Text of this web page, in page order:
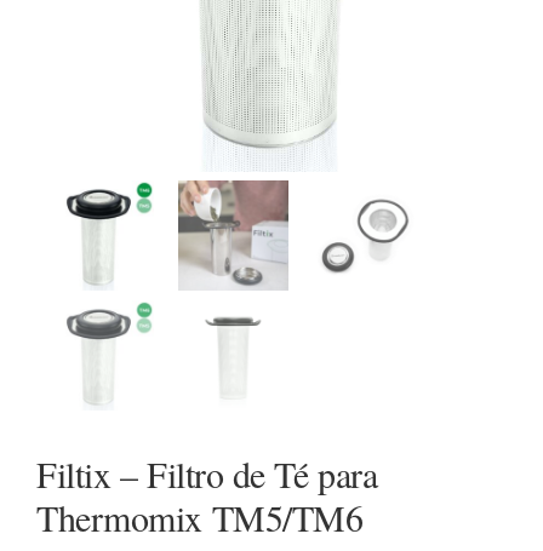
Filtix – Filtro de Té para
Thermomix TM5/TM6